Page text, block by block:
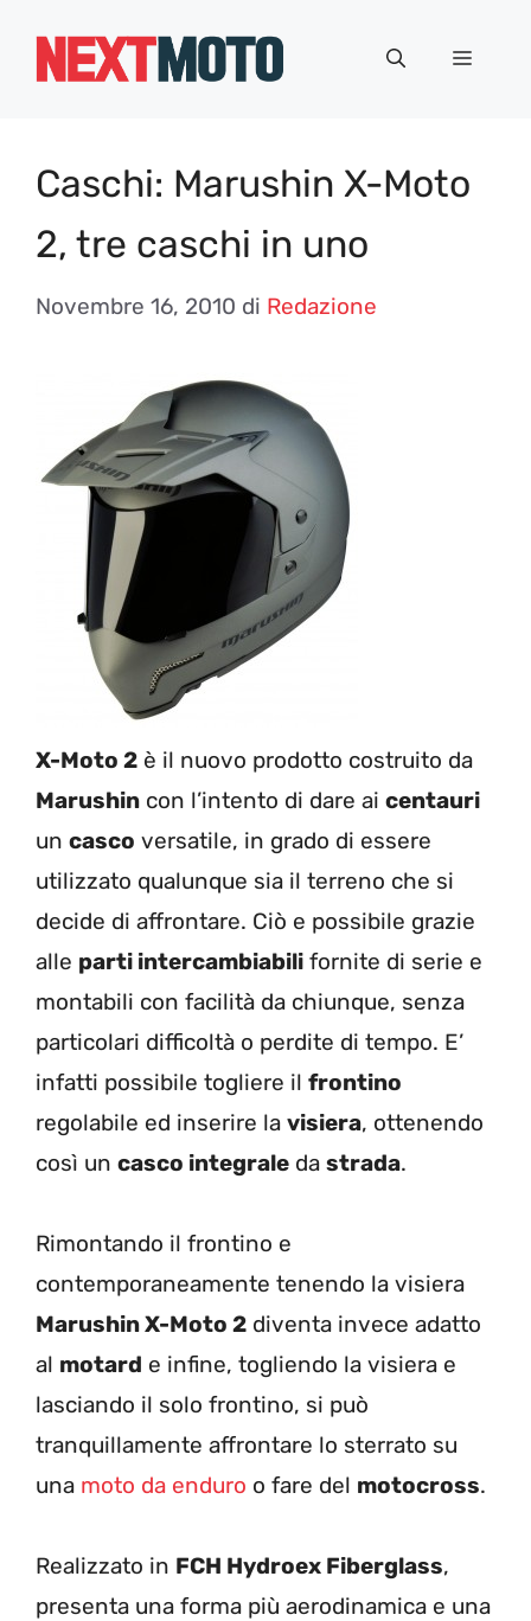
Menu
Caschi: Marushin X-Moto
2, tre caschi in uno
Novembre 16, 2010 di Redazione
X-Moto 2 è il nuovo prodotto costruito da
Marushin con l’intento di dare ai centauri
un casco versatile, in grado di essere
utilizzato qualunque sia il terreno che si
decide di affrontare. Ciò e possibile grazie
alle parti intercambiabili fornite di serie e
montabili con facilità da chiunque, senza
particolari difficoltà o perdite di tempo. E’
infatti possibile togliere il frontino
regolabile ed inserire la visiera, ottenendo
così un casco integrale da strada.
Rimontando il frontino e
contemporaneamente tenendo la visiera
Marushin X-Moto 2 diventa invece adatto
al motard e infine, togliendo la visiera e
lasciando il solo frontino, si può
tranquillamente affrontare lo sterrato su
una moto da enduro o fare del motocross.
Realizzato in FCH Hydroex Fiberglass,
presenta una forma più aerodinamica e una